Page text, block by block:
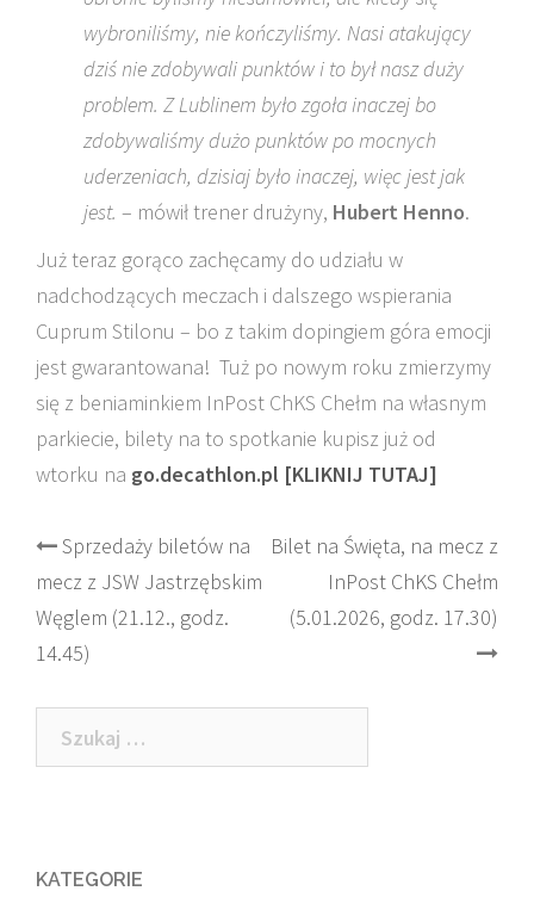
wybroniliśmy, nie kończyliśmy. Nasi atakujący
dziś nie zdobywali punktów i to był nasz duży
problem. Z Lublinem było zgoła inaczej bo
zdobywaliśmy dużo punktów po mocnych
uderzeniach, dzisiaj było inaczej, więc jest jak
jest. – mówił trener drużyny, Hubert Henno.
Już teraz gorąco zachęcamy do udziału w
nadchodzących meczach i dalszego wspierania
Cuprum Stilonu – bo z takim dopingiem góra emocji
jest gwarantowana! Tuż po nowym roku zmierzymy
się z beniaminkiem InPost ChKS Chełm na własnym
parkiecie, bilety na to spotkanie kupisz już od
wtorku na go.decathlon.pl [KLIKNIJ TUTAJ]
Post
navigation
Sprzedaży biletów na
mecz z JSW Jastrzębskim
Węglem (21.12., godz.
14.45)
Bilet na Święta, na mecz z
InPost ChKS Chełm
(5.01.2026, godz. 17.30)
Szukaj:
KATEGORIE